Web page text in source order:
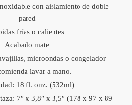
con aislamiento de doble
pared
frías o calientes
Acabado mate
microondas o congelador.
lavar a mano.
18 fl. onz. (532ml)
7″ x 3,8″ x 3,5″ (178 x 97 x 89